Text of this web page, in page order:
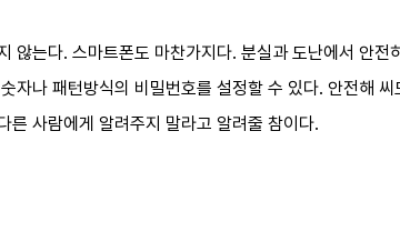
않는다. 스마트폰도 마찬가지다. 분실과 도난에서 안
자나 패턴방식의 비밀번호를 설정할 수 있다. 안전해
른 사람에게 알려주지 말라고 알려줄 참이다.